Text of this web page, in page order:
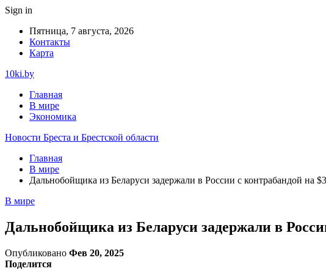
Sign in
Пятница, 7 августа, 2026
Контакты
Карта
10ki.by
Главная
В мире
Экономика
Новости Бреста и Брестской области
Главная
В мире
Дальнобойщика из Беларуси задержали в России с контрабандой на
В мире
Дальнобойщика из Беларуси задержали в
Опубликовано Фев 20, 2025
Поделится